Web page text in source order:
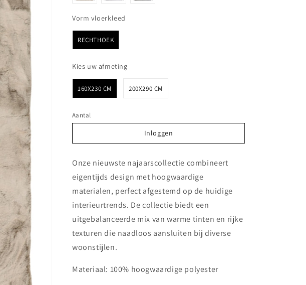
Vorm vloerkleed
RECHTHOEK
Kies uw afmetingKies uw afmeting
160X230 CM 200X290 CM
Aantal
Inloggen
Inloggen
Onze nieuwste najaarscollectie combineert
eigentijds design met hoogwaardige
materialen, perfect afgestemd op de huidige
interieurtrends. De collectie biedt een
uitgebalanceerde mix van warme tinten en rijke
texturen die naadloos aansluiten bij diverse
woonstijlen.
Materiaal: 100% hoogwaardige polyester